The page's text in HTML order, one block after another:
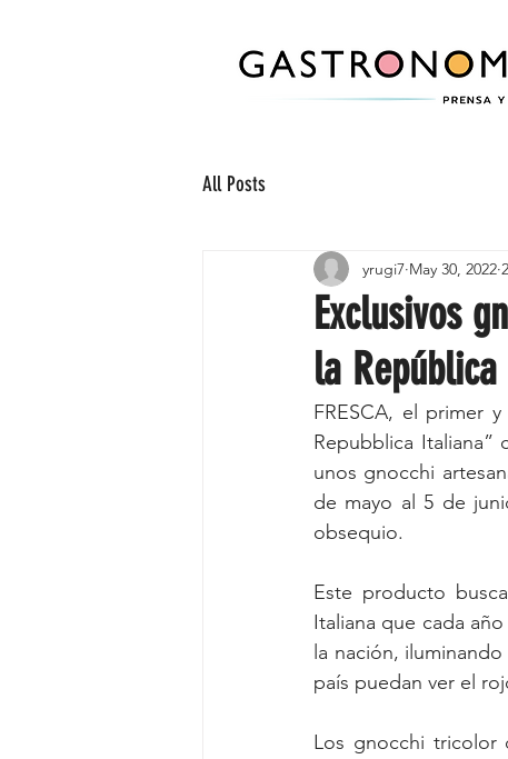
All Posts
Exclusivos
la
yrugi7 May 30, 2022
FRESCA, el primer
Repubblica
unos gnocchi
de mayo al 5 de
obsequio.
Este producto
Italiana que cada
la nación,
país puedan ver el
Los gnocchi tricolor